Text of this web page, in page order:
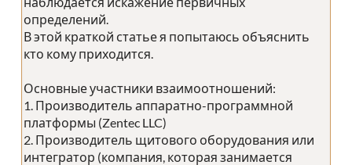
определений.
В этой краткой статье я попытаюсь объяснить
кто кому приходится.
Основные участники взаимоотношений:
1. Производитель аппаратно-программной
платформы (Zentec LLC)
2. Производитель щитового оборудования или
интегратор (компания, которая занимается